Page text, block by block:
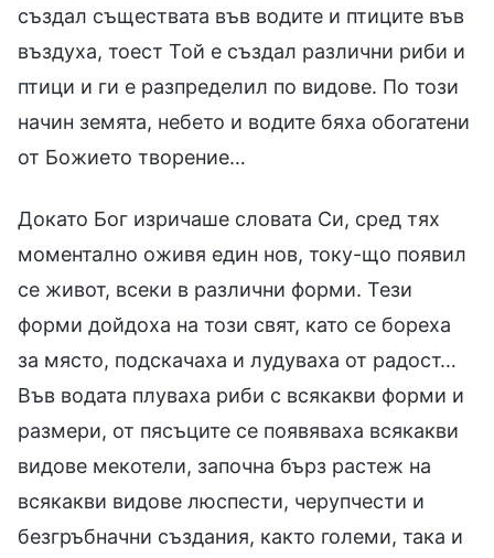
създал съществата във водите и птиците във
въздуха, тоест Той е създал различни риби и
птици и ги е разпределил по видове. По този
начин земята, небето и водите бяха обогатени
от Божието творение…
Докато Бог изричаше словата Си, сред тях
моментално оживя един нов, току-що появил
се живот, всеки в различни форми. Тези
форми дойдоха на този свят, като се бореха
за място, подскачаха и лудуваха от радост…
Във водата плуваха риби с всякакви форми и
размери, от пясъците се появяваха всякакви
видове мекотели, започна бърз растеж на
всякакви видове люспести, черупчести и
безгръбначни създания, както големи, така и